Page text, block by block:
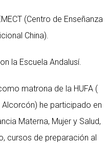
(Centro de Enseñanza
China).
la Escuela Andalusí.
matrona de la HUFA (
he participado en
Materna, Mujer y Salud,
cursos de preparación al